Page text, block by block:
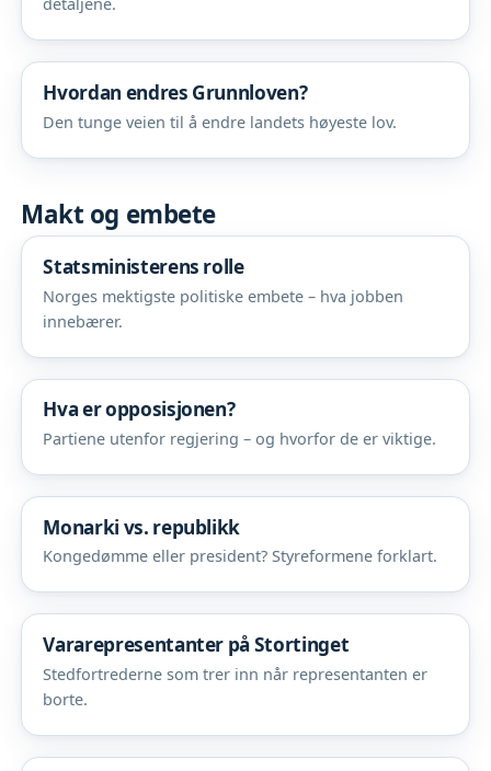
detaljene.
Hvordan endres Grunnloven?
Den tunge veien til å endre landets høyeste lov.
Makt og embete
Statsministerens rolle
Norges mektigste politiske embete – hva jobben
innebærer.
Hva er opposisjonen?
Partiene utenfor regjering – og hvorfor de er viktige.
Monarki vs. republikk
Kongedømme eller president? Styreformene forklart.
Vararepresentanter på Stortinget
Stedfortrederne som trer inn når representanten er
borte.